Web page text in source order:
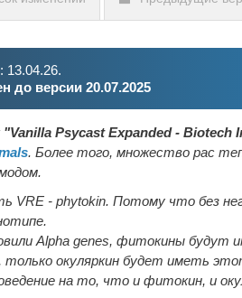
13.04.26.
до версии 20.07.2025
"Vanilla Psycast Expanded - Biotech
. Более того, множество рас
VRE - phytokin. Потому что без
Alpha genes, фитокины будут
только окуляркин будет иметь
на то, что и фитокин, и